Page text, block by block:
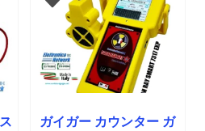
ガイガー カウンター ガ